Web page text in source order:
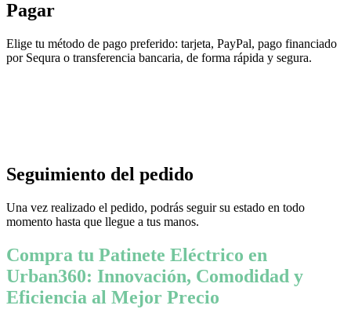
Pagar
Elige tu método de pago preferido: tarjeta, PayPal, pago financiado
por Sequra o transferencia bancaria, de forma rápida y segura.
Seguimiento del pedido
Una vez realizado el pedido, podrás seguir su estado en todo
momento hasta que llegue a tus manos.
Compra tu Patinete Eléctrico en
Urban360: Innovación, Comodidad y
Eficiencia al Mejor Precio